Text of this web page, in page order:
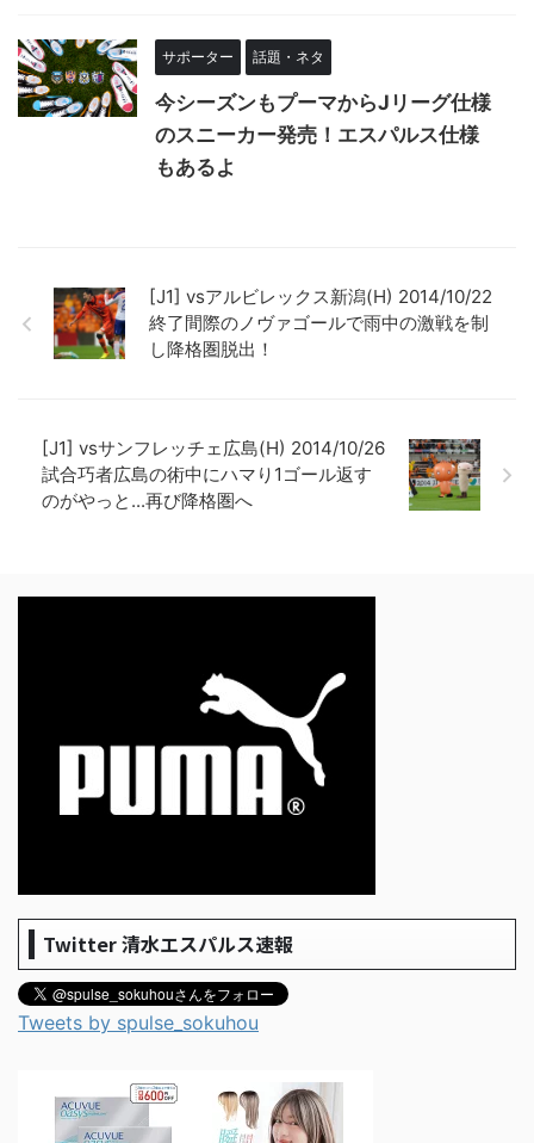
サポーター 話題・ネタ
今シーズンもプーマからJリーグ仕様
のスニーカー発売！エスパルス仕様
もあるよ
[J1] vsアルビレックス新潟(H) 2014/10/22
終了間際のノヴァゴールで雨中の激戦を制
し降格圏脱出！
[J1] vsサンフレッチェ広島(H) 2014/10/26
試合巧者広島の術中にハマり1ゴール返す
のがやっと...再び降格圏へ
Twitter 清水エスパルス速報
Tweets by spulse_sokuhou